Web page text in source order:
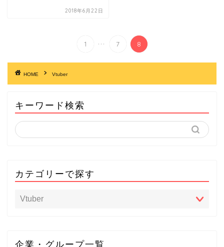
2018年6月22日
1 ... 7 8
HOME Vtuber
キーワード検索
カテゴリーで探す
企業・グループ一覧